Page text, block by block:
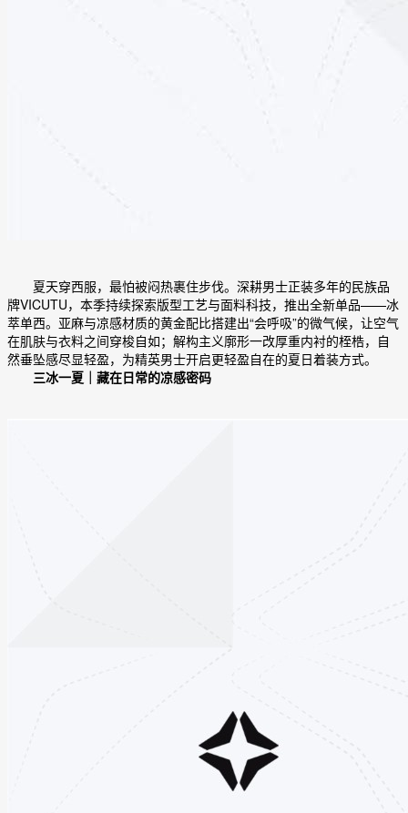
夏天穿西服，最怕被闷热裹住步伐。深耕男士正装多年的民族品
牌VICUTU，本季持续探索版型工艺与面料科技，推出全新单品——冰
萃单西。亚麻与凉感材质的黄金配比搭建出“会呼吸”的微气候，让空气
在肌肤与衣料之间穿梭自如；解构主义廓形一改厚重内衬的桎梏，自
然垂坠感尽显轻盈，为精英男士开启更轻盈自在的夏日着装方式。
三冰一夏｜藏在日常的凉感密码